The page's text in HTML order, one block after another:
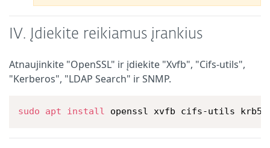
IV. Įdiekite reikiamus įrankius
Atnaujinkite "OpenSSL" ir įdiekite "Xvfb", "Cifs-utils",
"Kerberos", "LDAP Search" ir SNMP.
sudo apt install openssl xvfb cifs-utils krb5-